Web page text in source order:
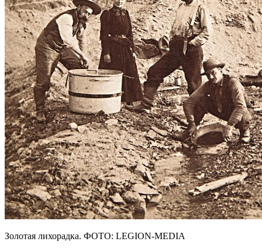
Золотая лихорадка. ФОТО: LEGION-MEDIA